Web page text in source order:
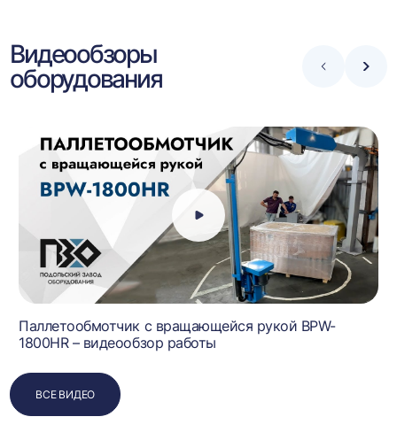
Видеообзоры
оборудования
Стрелка
Паллетообмотчик с вращающейся рукой BPW-
1800HR – видеообзор работы
ВСЕ ВИДЕО